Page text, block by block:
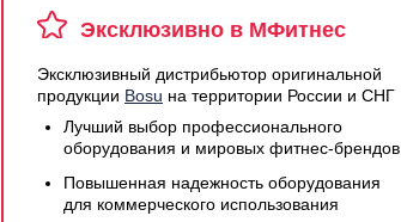
Эксклюзивно в МФитнес
Эксклюзивный дистрибьютор оригинальной
продукции Bosu на территории России и СНГ
Лучший выбор профессионального
оборудования и мировых фитнес-брендов
Повышенная надежность оборудования
для коммерческого использования